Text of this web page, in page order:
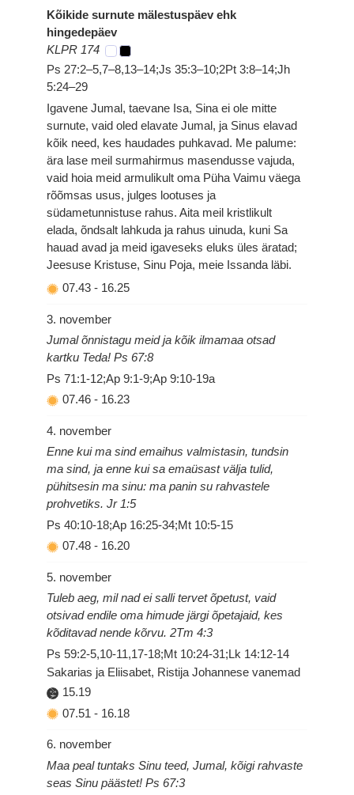
Kõikide surnute mälestuspäev ehk
hingedepäev
KLPR 174
Ps 27:2–5,7–8,13–14;Js 35:3–10;2Pt 3:8–14;Jh
5:24–29
Igavene Jumal, taevane Isa, Sina ei ole mitte
surnute, vaid oled elavate Jumal, ja Sinus elavad
kõik need, kes haudades puhkavad. Me palume:
ära lase meil surmahirmus masendusse vajuda,
vaid hoia meid armulikult oma Püha Vaimu väega
rõõmsas usus, julges lootuses ja
südametunnistuse rahus. Aita meil kristlikult
elada, õndsalt lahkuda ja rahus uinuda, kuni Sa
hauad avad ja meid igaveseks eluks üles äratad;
Jeesuse Kristuse, Sinu Poja, meie Issanda läbi.
07.43 - 16.25
3. november
Jumal õnnistagu meid ja kõik ilmamaa otsad
kartku Teda! Ps 67:8
Ps 71:1-12;Ap 9:1-9;Ap 9:10-19a
07.46 - 16.23
4. november
Enne kui ma sind emaihus valmistasin, tundsin
ma sind, ja enne kui sa emaüsast välja tulid,
pühitsesin ma sinu: ma panin su rahvastele
prohvetiks. Jr 1:5
Ps 40:10-18;Ap 16:25-34;Mt 10:5-15
07.48 - 16.20
5. november
Tuleb aeg, mil nad ei salli tervet õpetust, vaid
otsivad endile oma himude järgi õpetajaid, kes
kõditavad nende kõrvu. 2Tm 4:3
Ps 59:2-5,10-11,17-18;Mt 10:24-31;Lk 14:12-14
Sakarias ja Eliisabet, Ristija Johannese vanemad
15.19
07.51 - 16.18
6. november
Maa peal tuntaks Sinu teed, Jumal, kõigi rahvaste
seas Sinu päästet! Ps 67:3